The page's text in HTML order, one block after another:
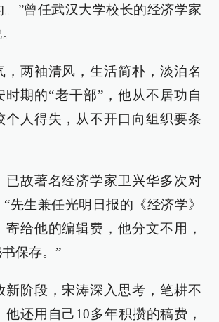
”曾任武汉大学校长的经济学家
，两袖清风，生活简朴，淡泊名
时期的“老干部”，他从不居功自
个人得失，从不开口向组织要条
已故著名经济学家卫兴华多次对
先生兼任光明日报的《经济学》
给他的编辑费，他分文不用，
保存。”
新阶段，宋涛深入思考，笔耕不
他还用自己10多年积攒的稿费，